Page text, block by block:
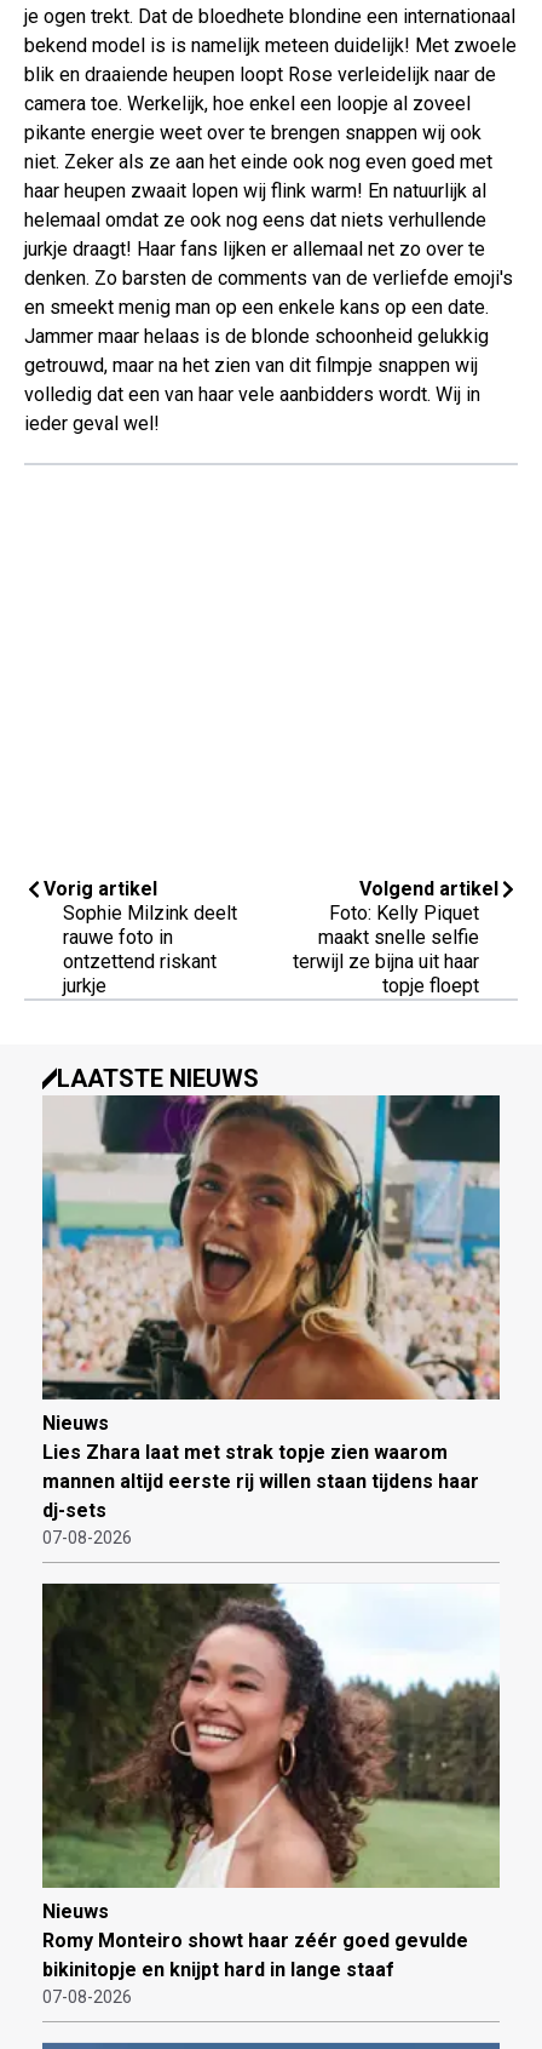
je ogen trekt. Dat de bloedhete blondine een internationaal
bekend model is is namelijk meteen duidelijk! Met zwoele
blik en draaiende heupen loopt Rose verleidelijk naar de
camera toe. Werkelijk, hoe enkel een loopje al zoveel
pikante energie weet over te brengen snappen wij ook
niet. Zeker als ze aan het einde ook nog even goed met
haar heupen zwaait lopen wij flink warm! En natuurlijk al
helemaal omdat ze ook nog eens dat niets verhullende
jurkje draagt! Haar fans lijken er allemaal net zo over te
denken. Zo barsten de comments van de verliefde emoji's
en smeekt menig man op een enkele kans op een date.
Jammer maar helaas is de blonde schoonheid gelukkig
getrouwd, maar na het zien van dit filmpje snappen wij
volledig dat een van haar vele aanbidders wordt. Wij in
ieder geval wel!
Vorig artikel
Sophie Milzink deelt
rauwe foto in
ontzettend riskant
jurkje
Volgend artikel
Foto: Kelly Piquet
maakt snelle selfie
terwijl ze bijna uit haar
topje floept
LAATSTE NIEUWS
Nieuws
Lies Zhara laat met strak topje zien waarom
mannen altijd eerste rij willen staan tijdens haar
dj-sets
07-08-2026
Nieuws
Romy Monteiro showt haar zéér goed gevulde
bikinitopje en knijpt hard in lange staaf
07-08-2026